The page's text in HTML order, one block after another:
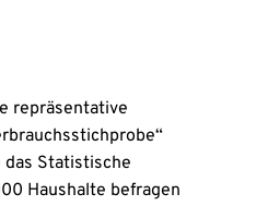
repräsentative
das Statistische
Haushalte befragen